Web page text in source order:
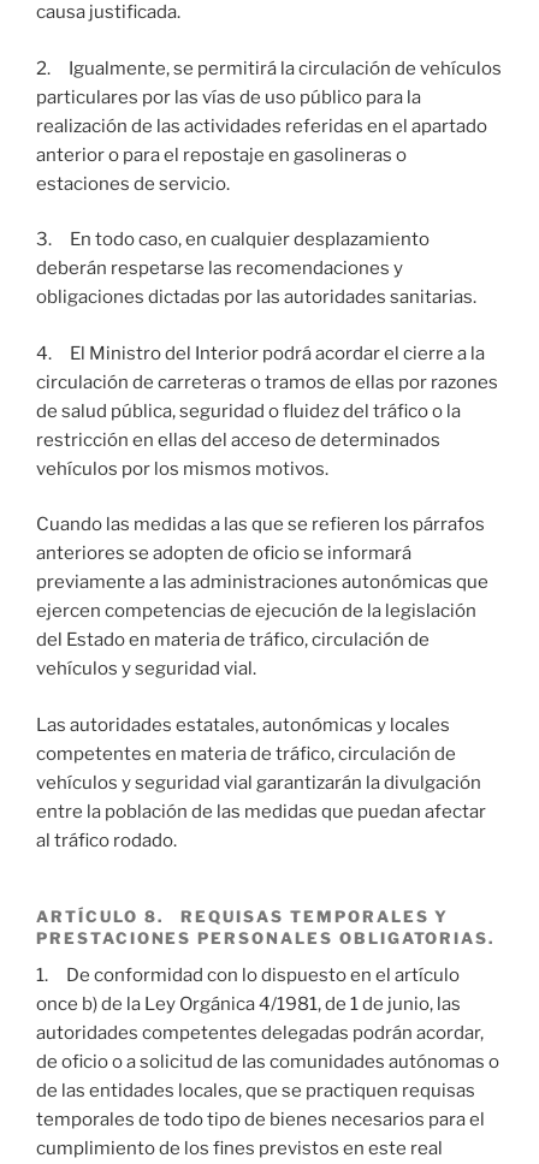
causa justificada.
2. Igualmente, se permitirá la circulación de vehículos
particulares por las vías de uso público para la
realización de las actividades referidas en el apartado
anterior o para el repostaje en gasolineras o
estaciones de servicio.
3. En todo caso, en cualquier desplazamiento
deberán respetarse las recomendaciones y
obligaciones dictadas por las autoridades sanitarias.
4. El Ministro del Interior podrá acordar el cierre a la
circulación de carreteras o tramos de ellas por razones
de salud pública, seguridad o fluidez del tráfico o la
restricción en ellas del acceso de determinados
vehículos por los mismos motivos.
Cuando las medidas a las que se refieren los párrafos
anteriores se adopten de oficio se informará
previamente a las administraciones autonómicas que
ejercen competencias de ejecución de la legislación
del Estado en materia de tráfico, circulación de
vehículos y seguridad vial.
Las autoridades estatales, autonómicas y locales
competentes en materia de tráfico, circulación de
vehículos y seguridad vial garantizarán la divulgación
entre la población de las medidas que puedan afectar
al tráfico rodado.
ARTÍCULO 8. REQUISAS TEMPORALES Y
PRESTACIONES PERSONALES OBLIGATORIAS.
1. De conformidad con lo dispuesto en el artículo
once b) de la Ley Orgánica 4/1981, de 1 de junio, las
autoridades competentes delegadas podrán acordar,
de oficio o a solicitud de las comunidades autónomas o
de las entidades locales, que se practiquen requisas
temporales de todo tipo de bienes necesarios para el
cumplimiento de los fines previstos en este real